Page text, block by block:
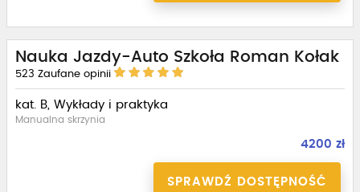
Nauka Jazdy-Auto Szkoła Roman Kołak
523 Zaufane opinii
kat. B, Wykłady i praktyka
Manualna skrzynia
4200 zł
SPRAWDŹ DOSTĘPNOŚĆ